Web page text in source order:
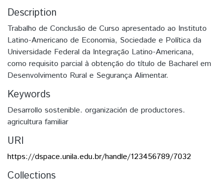
Description
Trabalho de Conclusão de Curso apresentado ao Instituto
Latino-Americano de Economia, Sociedade e Política da
Universidade Federal da Integração Latino-Americana,
como requisito parcial à obtenção do título de Bacharel em
Desenvolvimento Rural e Segurança Alimentar.
Keywords
Desarrollo sostenible. organización de productores.
agricultura familiar
URI
https://dspace.unila.edu.br/handle/123456789/7032
Collections